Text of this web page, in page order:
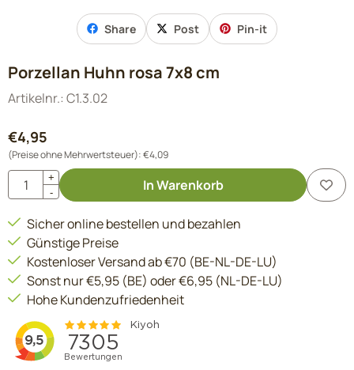
Share Post Pin-it
Porzellan Huhn rosa 7x8 cm
Artikelnr.: C1.3.02
€4,95
(Preise ohne Mehrwertsteuer):€4,09
Anzahl
+
-
In Warenkorb
Sicher online bestellen und bezahlen
Günstige Preise
Kostenloser Versand ab €70 (BE-NL-DE-LU)
Sonst nur €5,95 (BE) oder €6,95 (NL-DE-LU)
Hohe Kundenzufriedenheit